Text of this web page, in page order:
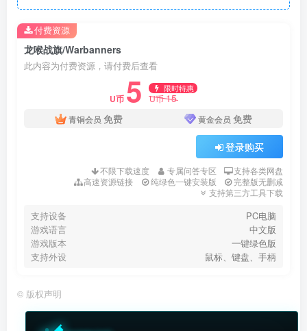
龙喉战旗/Warbanners
此内容为付费资源，请付费后查看
U币 5 限时特惠
U币15
青铜会员 免费 黄金会员 免费
登录购买
不限下载速度 专属问答专区
支持各类网盘
高速资源链接
纯绿色一键安装版
完整版无删减
支持第三方工具下载
支持设备
PC电脑
游戏语言
中文版
游戏版本
一键绿色版
支持外设
鼠标、键盘、手柄
付费资源
© 版权声明